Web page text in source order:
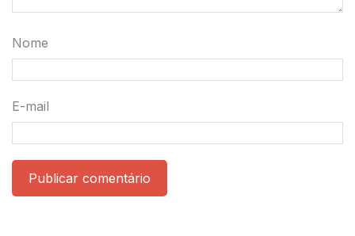
Nome
E-mail
Publicar comentário